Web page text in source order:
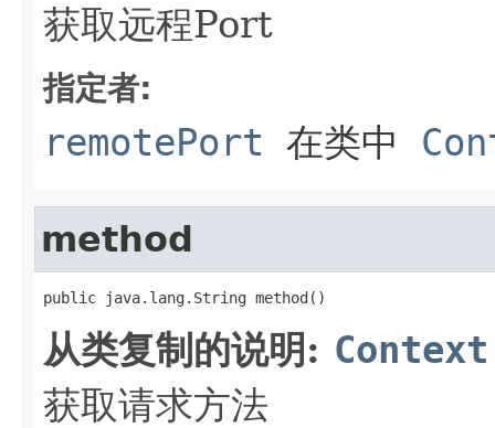
获取远程Port
指定者:
remotePort 在类中
method
public java.lang.String method()
从类复制的说明: Context
获取请求方法